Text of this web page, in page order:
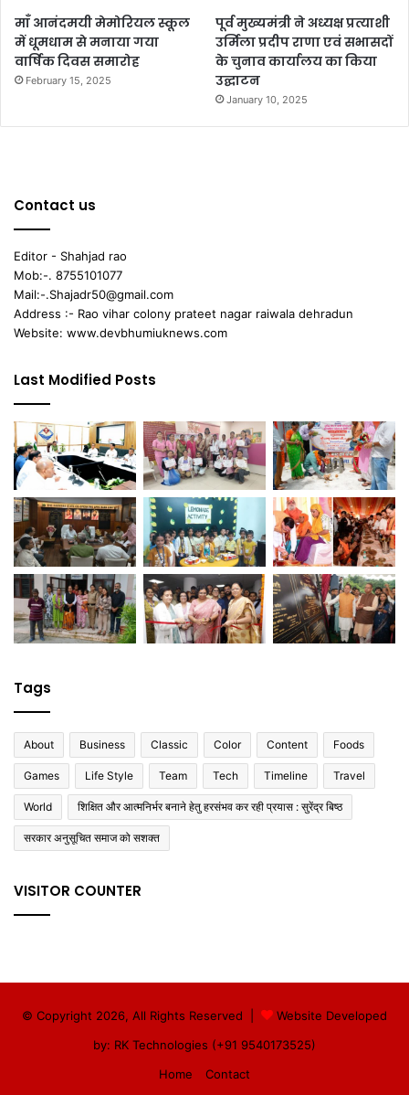
माँ आनंदमयी मेमोरियल स्कूल
में धूमधाम से मनाया गया
वार्षिक दिवस समारोह
February 15, 2025
पूर्व मुख्यमंत्री ने अध्यक्ष प्रत्याशी
उर्मिला प्रदीप राणा एवं सभासदों
के चुनाव कार्यालय का किया
उद्घाटन
January 10, 2025
Contact us
Editor - Shahjad rao
Mob:-. 8755101077
Mail:-.Shajadr50@gmail.com
Address :- Rao vihar colony prateet nagar raiwala dehradun
Website: www.devbhumiuknews.com
Last Modified Posts
Tags
About Business Classic Color Content Foods
Games Life Style Team Tech Timeline Travel
World शिक्षित और आत्मनिर्भर बनाने हेतु हरसंभव कर रही प्रयास : सुरेंद्र बिष्ठ
सरकार अनुसूचित समाज को सशक्त
VISITOR COUNTER
© Copyright 2026, All Rights Reserved |
Website Developed
by: RK Technologies (+91 9540173525)
Home
Contact